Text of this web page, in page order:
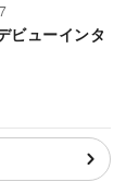
ューインタ